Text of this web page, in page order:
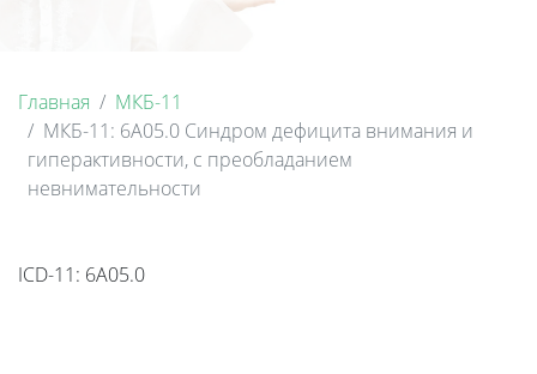
Главная
МКБ-11
МКБ-11: 6A05.0 Синдром дефицита внимания и
гиперактивности, с преобладанием
невнимательности
ICD-11: 6A05.0